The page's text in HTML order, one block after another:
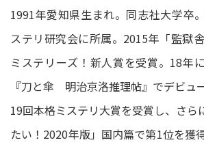
1991年愛知県生まれ。同志社大学卒
ステリ研究会に所属。2015年「監獄
ミステリーズ！新人賞を受賞。18年
『刀と傘 明治京洛推理帖』でデビュ
19回本格ミステリ大賞を受賞し、さら
たい！2020年版」国内篇で第1位を獲